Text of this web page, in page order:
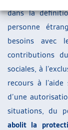
dans la
personne
besoins avec
contributions
sociales, à
recours à
d’une
situations, du
abolit la